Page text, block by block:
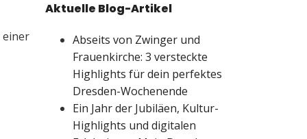
einer
Aktuelle Blog-Artikel
Abseits von Zwinger und
Frauenkirche: 3 versteckte
Highlights für dein perfektes
Dresden-Wochenende
Ein Jahr der Jubiläen, Kultur-
Highlights und digitalen